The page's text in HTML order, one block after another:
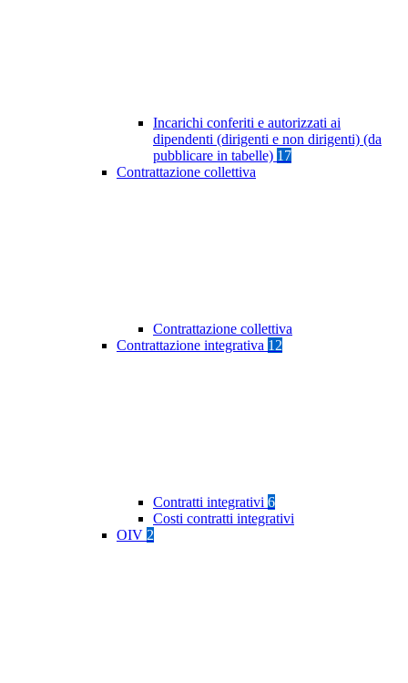
Incarichi conferiti e autorizzati ai
dipendenti (dirigenti e non dirigenti) (da
pubblicare in tabelle) 17
Contrattazione collettiva
Contrattazione collettiva
Contrattazione integrativa 12
Contratti integrativi 6
Costi contratti integrativi
OIV 2